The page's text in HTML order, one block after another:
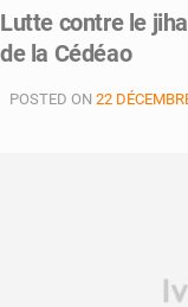
Lutte contre le
de la Cédéao
POSTED ON 22